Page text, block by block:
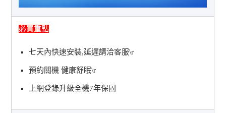
必買重點
七天內快速安裝,延遲請洽客服\r
預約關機 健康舒眠\r
上網登錄升級全機7年保固